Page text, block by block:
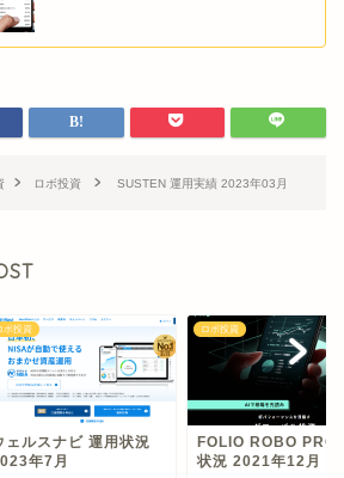
ロボ投資 SUSTEN 運用実績 2023年03月
ボ投資
ェルスナビ 運用状況
年7月
ロボ投資
FOLIO ROBO PRO
状況 2021年12月